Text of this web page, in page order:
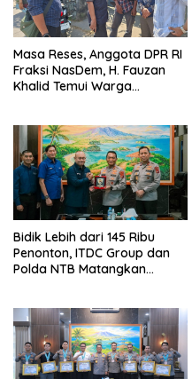
Masa Reses, Anggota DPR RI
Fraksi NasDem, H. Fauzan
Khalid Temui Warga
Bidik Lebih dari 145 Ribu
Penonton, ITDC Group dan
Polda NTB Matangkan